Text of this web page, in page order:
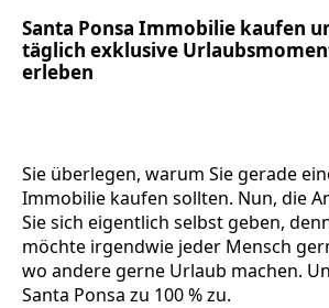
Santa Ponsa Immobilie kaufen
täglich exklusive
erleben
Sie überlegen, warum Sie gerade
Immobilie kaufen sollten. Nun, die
Sie sich eigentlich selbst geben,
möchte irgendwie jeder Mensch
wo andere gerne Urlaub machen.
Santa Ponsa zu 100 % zu.